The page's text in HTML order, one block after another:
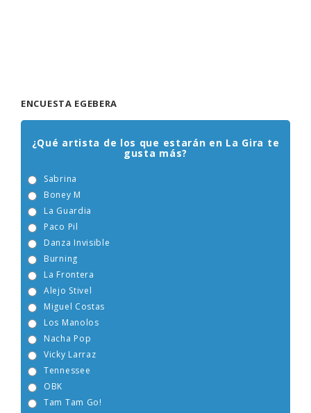
¿Qué artista de los que estarán en La Gira te
gusta más?
Boney M
Burning
Alejo Stivel
Miguel Costas
Nacha Pop
Vicky Larraz